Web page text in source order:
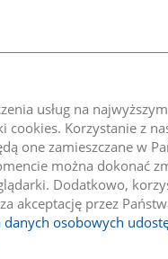
usług na
cookies. Korzystanie z
one zamieszczane w
można dokonać
Dodatkowo,
akceptację przez
danych osobowych